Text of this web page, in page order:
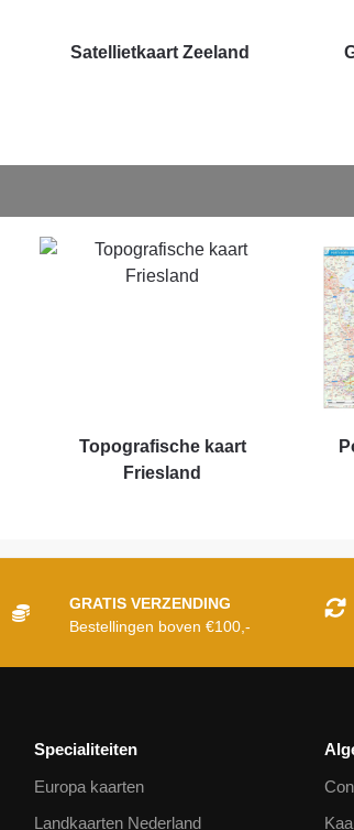
Satellietkaart Zeeland
Topografische kaart
Friesland
GRATIS VERZENDING
Bestellingen boven €100,-
Specialiteiten
Europa kaarten
Landkaarten Nederland